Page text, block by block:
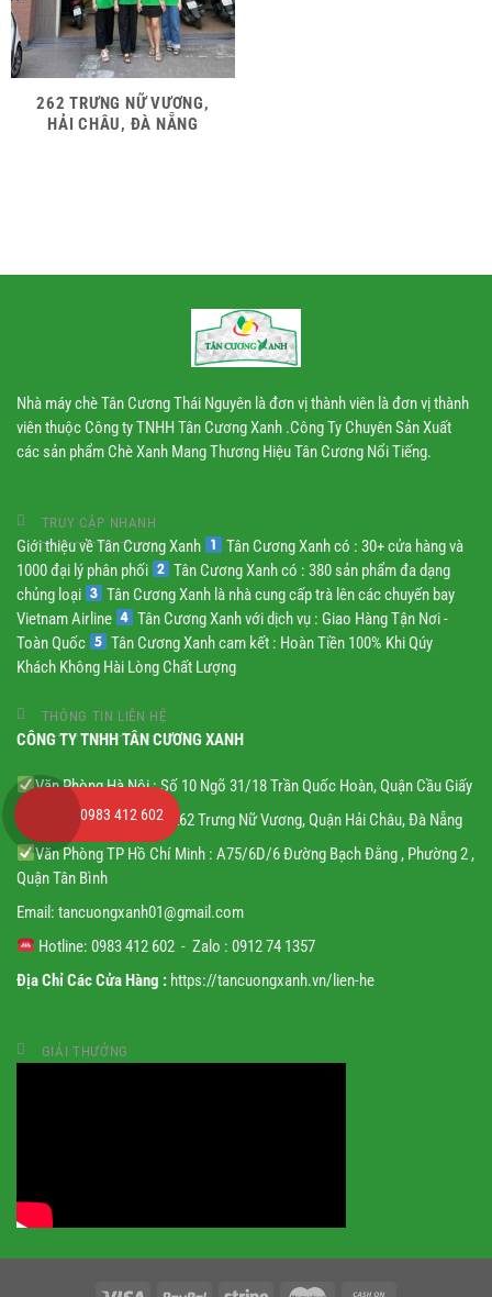
262 TRƯNG NỮ VƯƠNG,
HẢI CHÂU, ĐÀ NẴNG
Nhà máy chè Tân Cương Thái Nguyên là đơn vị thành viên là đơn vị thành
viên thuộc Công ty TNHH Tân Cương Xanh .Công Ty Chuyên Sản Xuất
các sản phẩm Chè Xanh Mang Thương Hiệu Tân Cương Nổi Tiếng.
TRUY CẬP NHANH
Giới thiệu về Tân Cương Xanh
Tân Cương Xanh có : 30+ cửa hàng và
1000 đại lý phân phối
Tân Cương Xanh có : 380 sản phẩm đa dạng
chủng loại
Tân Cương Xanh là nhà cung cấp trà lên các chuyến bay
Vietnam Airline
Tân Cương Xanh với dịch vụ : Giao Hàng Tận Nơi -
Toàn Quốc
Tân Cương Xanh cam kết : Hoàn Tiền 100% Khi Qúy
Khách Không Hài Lòng Chất Lượng
THÔNG TIN LIÊN HỆ
CÔNG TY TNHH TÂN CƯƠNG XANH
Văn Phòng Hà Nội : Số 10 Ngõ 31/18 Trần Quốc Hoàn, Quận Cầu Giấy
Văn Phòng Đà Nẵng : 262 Trưng Nữ Vương, Quận Hải Châu, Đà Nẵng
Văn Phòng TP Hồ Chí Minh : A75/6D/6 Đường Bạch Đằng , Phường 2 ,
Quận Tân Bình
Email: tancuongxanh01@gmail.com
Hotline: 0983 412 602 - Zalo : 0912 74 1357
Địa Chỉ Các Cửa Hàng : https://tancuongxanh.vn/lien-he
GIẢI THƯỞNG
0983 412 602